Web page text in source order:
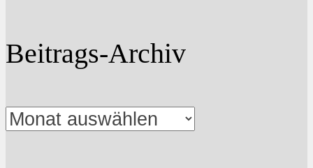
Beitrags-Archiv
Beitrags-
Archiv